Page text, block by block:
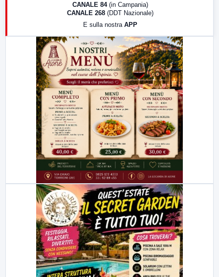
LabNews (replica)
CANALE 84 (in Campania)
CANALE 268 (DDT Nazionale)
E sulla nostra APP